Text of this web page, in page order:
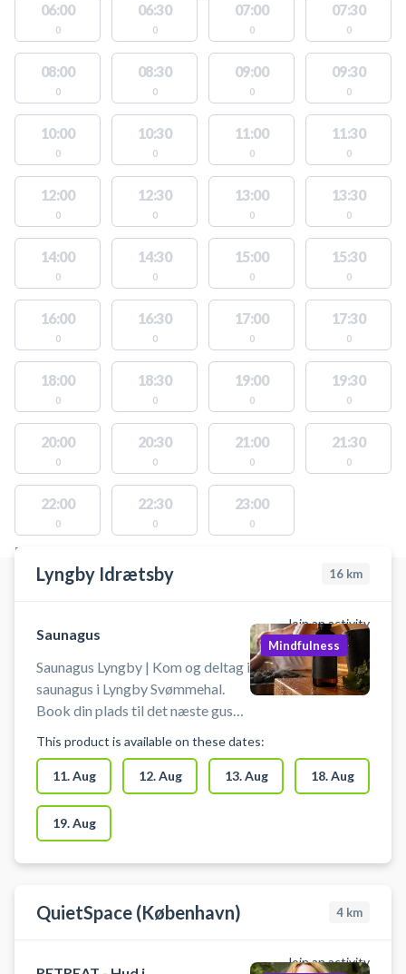
06:00
0
06:30
0
07:00
0
07:30
0
08:00
0
08:30
0
09:00
0
09:30
0
10:00
0
10:30
0
11:00
0
11:30
0
12:00
0
12:30
0
13:00
0
13:30
0
14:00
0
14:30
0
15:00
0
15:30
0
16:00
0
16:30
0
17:00
0
17:30
0
18:00
0
18:30
0
19:00
0
19:30
0
20:00
0
20:30
0
21:00
0
21:30
0
22:00
0
22:30
0
23:00
0
FACILITIES WITH AVAILABLE ACTIVITIES
Lyngby Idrætsby 16 km
Join an activity
Saunagus
Saunagus Lyngby | Kom og deltag i
saunagus i Lyngby Svømmehal.
Book din plads til det næste gus
Lyngby, hvor kyndige gusmestre
sørger for en rolig og sansefuld
oplevelse. Book din billet til gus i
Lyngby nu!
Mindfulness
This product is available on these dates:
11. Aug 12. Aug 13. Aug 18. Aug
19. Aug
QuietSpace (København) 4 km
Join an activity